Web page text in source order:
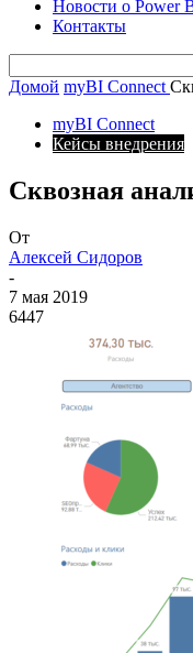
Новости о Power
Контакты
Домой myBI Connect
myBI Connect
Кейсы внедрения
Сквозная
От
Алексей Сидоров
-
7 мая 2019
6447